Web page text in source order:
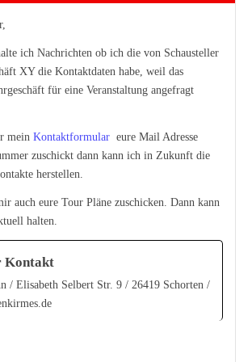
ich Nachrichten ob ich die von Schausteller
XY die Kontaktdaten habe, weil das
für eine Veranstaltung angefragt
mein Kontaktformular eure Mail Adresse
zuschickt dann kann ich in Zukunft die
herstellen.
auch eure Tour Pläne zuschicken. Dann kann
halten.
Kontakt
/ Elisabeth Selbert Str. 9 / 26419 Schorten /